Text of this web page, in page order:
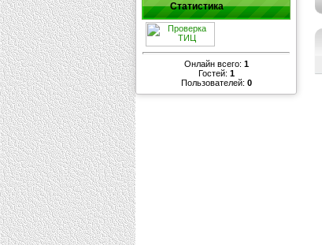
Статистика
Онлайн всего: 1
Гостей: 1
Пользователей: 0